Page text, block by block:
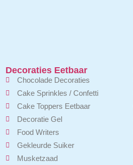
Decoraties Eetbaar
Chocolade Decoraties
Cake Sprinkles / Confetti
Cake Toppers Eetbaar
Decoratie Gel
Food Writers
Gekleurde Suiker
Musketzaad